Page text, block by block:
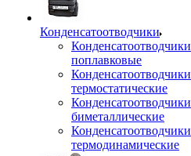
Конденсатоотводчики
Конденсатоотводчики
поплавковые
Конденсатоотводчики
термостатические
Конденсатоотводчики
биметаллические
Конденсатоотводчики
термодинамические